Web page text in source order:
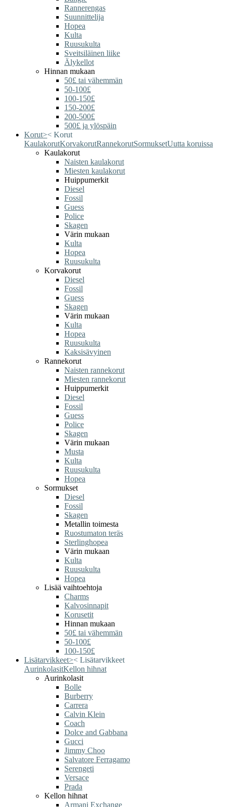
Rannerengas
Suunnittelija
Hopea
Kulta
Ruusukulta
Sveitsiläinen liike
Älykellot
Hinnan mukaan
50£ tai vähemmän
50-100£
100-150£
150-200£
200-500£
500£ ja ylöspäin
Korut>< Korut
KaulakorutKorvakorutRannekorutSormuksetUutta koruissa
Kaulakorut
Naisten kaulakorut
Miesten kaulakorut
Huippumerkit
Diesel
Fossil
Guess
Police
Skagen
Värin mukaan
Kulta
Hopea
Ruusukulta
Korvakorut
Diesel
Fossil
Guess
Skagen
Värin mukaan
Kulta
Hopea
Ruusukulta
Kaksisävyinen
Rannekorut
Naisten rannekorut
Miesten rannekorut
Huippumerkit
Diesel
Fossil
Guess
Police
Skagen
Värin mukaan
Musta
Kulta
Ruusukulta
Hopea
Sormukset
Diesel
Fossil
Skagen
Metallin toimesta
Ruostumaton teräs
Sterlinghopea
Värin mukaan
Kulta
Ruusukulta
Hopea
Lisää vaihtoehtoja
Charms
Kalvosinnapit
Korusetit
Hinnan mukaan
50£ tai vähemmän
50-100£
100-150£
Lisätarvikkeet>< Lisätarvikkeet
AurinkolasitKellon hihnat
Aurinkolasit
Bolle
Burberry
Carrera
Calvin Klein
Coach
Dolce and Gabbana
Gucci
Jimmy Choo
Salvatore Ferragamo
Serengeti
Versace
Prada
Kellon hihnat
Armani Exchange